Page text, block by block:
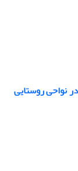
نواحی روستایی